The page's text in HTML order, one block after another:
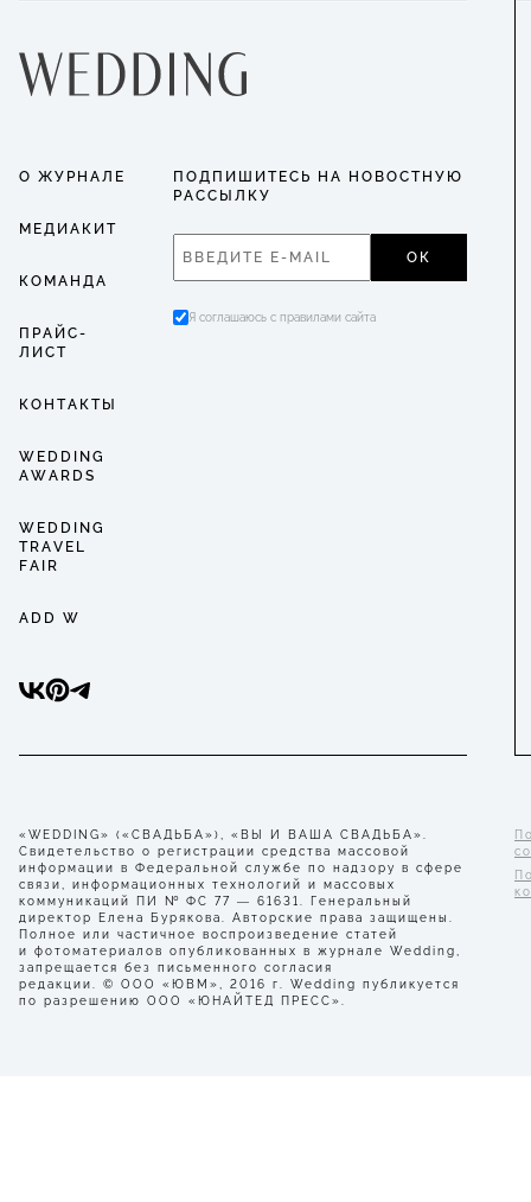
О ЖУРНАЛЕ
МЕДИАКИТ
КОМАНДА
ПРАЙС-
ЛИСТ
КОНТАКТЫ
WEDDING
AWARDS
WEDDING
TRAVEL
FAIR
ADD W
ПОДПИШИТЕСЬ НА НОВОСТНУЮ
РАССЫЛКУ
ОК
Я соглашаюсь с правилами сайта
«WEDDING» («СВАДЬБА»), «ВЫ И ВАША СВАДЬБА».
Свидетельство о регистрации средства массовой
информации в Федеральной службе по надзору в сфере
связи, информационных технологий и массовых
коммуникаций ПИ № ФС 77 — 61631. Генеральный
директор Елена Бурякова. Авторские права защищены.
Полное или частичное воспроизведение статей
и фотоматериалов опубликованных в журнале Wedding,
запрещается без письменного согласия
редакции. © ООО «ЮВМ», 2016 г. Wedding публикуется
по разрешению ООО «ЮНАЙТЕД ПРЕСС».